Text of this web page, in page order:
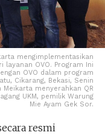
mengimplementasikan
layanan OVO. Program Ini
OVO dalam program
Cikarang, Bekasi, Senin
Meikarta menyerahkan QR
UKM, pemilik Warung
Mie Ayam Gek Sor.
resmi